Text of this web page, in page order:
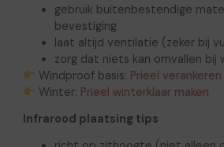
gebruik buitenbestendige
bevestiging
laat altijd ventilatie (zeker bij
zorg dat niets kan omvallen bij
Windproof basis: Prieel
Winter: Prieel winterklaar maken
Infrarood plaatsing tips